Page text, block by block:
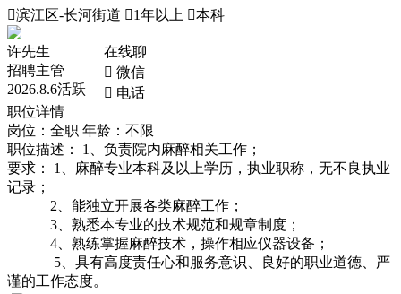
滨江区-长河街道 1年以上 本科
许先生
招聘主管
2026.8.6活跃
在线聊
 微信
 电话
职位详情
岗位：全职 年龄：不限
职位描述： 1、负责院内麻醉相关工作；
要求： 1、麻醉专业本科及以上学历，执业职称，无不良执业
记录；
2、能独立开展各类麻醉工作；
3、熟悉本专业的技术规范和规章制度；
4、熟练掌握麻醉技术，操作相应仪器设备；
5、具有高度责任心和服务意识、良好的职业道德、严
谨的工作态度。